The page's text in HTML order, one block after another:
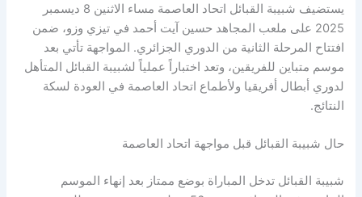
يستضيف شبيبة القبائل اتحاد العاصمة مساء الاثنين 8 ديسمبر
2025 على ملعب المجاهد حسين آيت أحمد في تيزي وزو، ضمن
افتتاح المرحلة الثانية من الدوري الجزائري. المواجهة تأتي بعد
موسم متباين للفريقين، وتعد اختباراً عملياً لشبيبة القبائل المتأهل
لدوري أبطال أفريقيا ولأطماع اتحاد العاصمة في العودة لسكة
النتائج.
حال شبيبة القبائل قبل مواجهة اتحاد العاصمة
شبيبة القبائل تدخل المباراة بوضع ممتاز بعد إنهاء الموسم